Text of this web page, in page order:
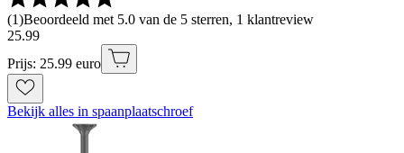
(1)Beoordeeld met 5.0 van de 5 sterren, 1 klantreview
25.99
Prijs: 25.99 euro
Bekijk alles in spaanplaatschroef